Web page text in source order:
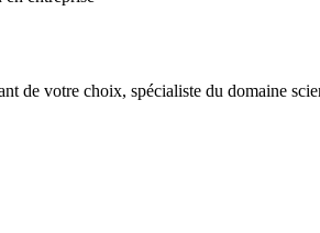
de votre choix, spécialiste du domaine